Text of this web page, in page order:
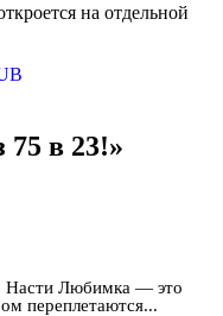
на отдельной
75 в 23!»
Насти Любимка — это
переплетаются...